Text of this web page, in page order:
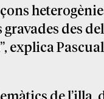
des
explica
de